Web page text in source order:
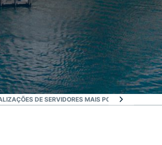
DE SERVIDORES MAIS POPULARES PARA